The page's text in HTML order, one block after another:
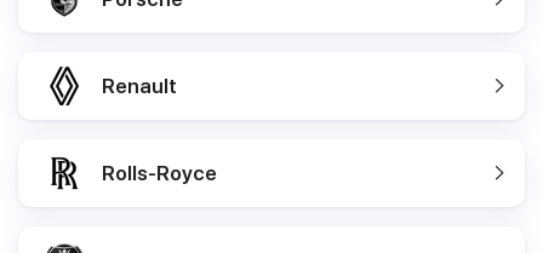
Renault
Rolls-Royce